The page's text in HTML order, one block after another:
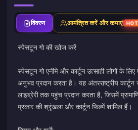
विवरण आमंत्रित करें और कमाएं HOT
स्पेसटून गो की खोज करें
स्पेसटून गो एनीमे और कार्टून उत्साही लोगों के
अनुभव प्रदान करता है। यह अंतरराष्ट्रीय कार्टून
लाइब्रेरी तक पहुंच प्रदान करता है, जिसमें
प्रकार की श्रृंखला और कार्टून फिल्में शामिल हैं।